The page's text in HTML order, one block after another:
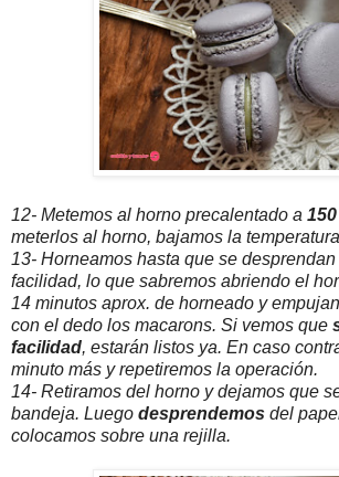
12- Metemos al horno precalentado a
meterlos al horno, bajamos la
13- Horneamos hasta que se
facilidad, lo que sabremos abriendo el
14 minutos aprox. de horneado y
con el dedo los macarons. Si vemos que
facilidad, estarán listos ya. En caso
minuto más y repetiremos la operación.
14- Retiramos del horno y dejamos que
bandeja. Luego desprendemos del
colocamos sobre una rejilla.